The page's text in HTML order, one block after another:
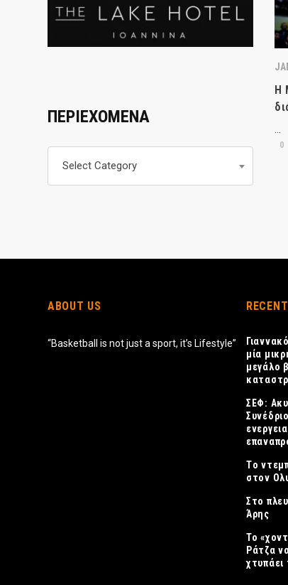
H
…
0
ΠΕΡΙΕΧΟΜΕΝΑ
Select Category
ABOUT US
“Basketball is not just a sport, it’s Lifestyle”
μία
μεγάλο
ΣΕΦ:
Tο
στον
Στο
Άρης
Το
Ράτζα
χτυπάει